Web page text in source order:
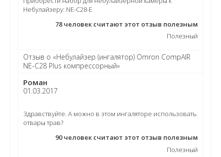
Небулайзеру: NE-C28-E
78человек считают этот отзыв полезным
Полезный
Отзыв о «Небулайзер (ингалятор) Omron CompAIR
NE-C28 Plus компрессорный»
Роман
01.03.2017
Здравствуйте. А можно в этом ингаляторе использовать
отвары трав?
90человек считают этот отзыв полезным
Полезный